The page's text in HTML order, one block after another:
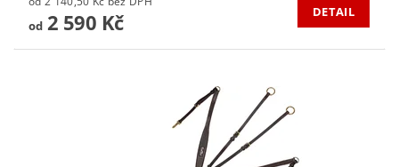
od2 590 Kč DETAIL